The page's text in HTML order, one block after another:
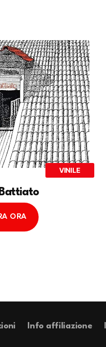
VINILE
ORA
Info affiliazione